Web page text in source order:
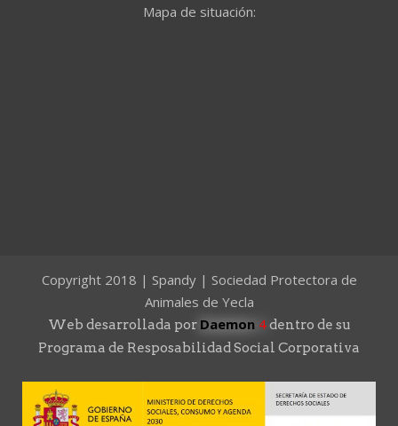
Mapa de situación:
Copyright 2018 | Spandy | Sociedad Protectora de
Animales de Yecla
Web desarrollada por Daemon 4dentro de su
Programa de Resposabilidad Social Corporativa